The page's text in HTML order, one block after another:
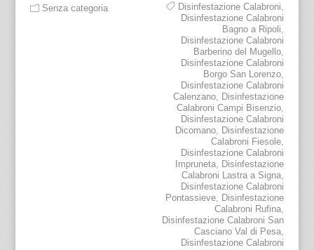
Senza categoria Disinfestazione Calabroni
Disinfestazione Calabroni
Bagno a Ripoli
Disinfestazione Calabroni
Barberino del Mugello
Disinfestazione Calabroni
Borgo San Lorenzo
Disinfestazione Calabroni
Calenzano Disinfestazione
Calabroni Campi Bisenzio
Disinfestazione Calabroni
Dicomano Disinfestazione
Calabroni Fiesole
Disinfestazione Calabroni
Impruneta Disinfestazione
Calabroni Lastra a Signa
Disinfestazione Calabroni
Pontassieve Disinfestazione
Calabroni Rufina
Disinfestazione Calabroni San
Casciano Val di Pesa
Disinfestazione Calabroni